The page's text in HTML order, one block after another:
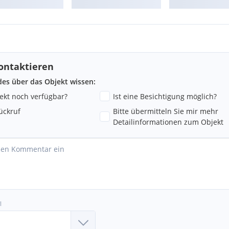
über das Objekt wissen:
noch verfügbar?
Ist eine Besichtigung möglich?
Bitte übermitteln Sie mir mehr
Detailinformationen zum Objekt